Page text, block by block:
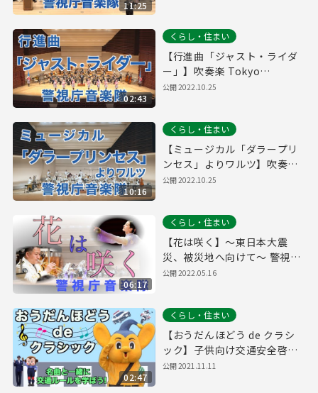
11:25
02:43
くらし・住まい
【行進曲「ジャスト・ライダ
ー」】吹奏楽 Tokyo
Metropolitan Police Band
公開2022.10.25
10:16
くらし・住まい
【ミュージカル「ダラープリ
ンセス」よりワルツ】吹奏楽
Tokyo Metropolitan Police
公開2022.10.25
06:17
くらし・住まい
【花は咲く】～東日本大震
災、被災地へ向けて～ 警視庁
音楽隊
公開2022.05.16
02:47
くらし・住まい
【おうだんほどう de クラシ
ック】子供向け交通安全啓発
動画 荻野松宣編曲 吹奏楽 白
公開2021.11.11